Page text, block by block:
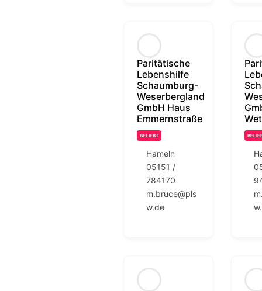
Paritätische
Lebenshilfe
Schaumburg-
Weserbergland
GmbH Haus
Emmernstraße
BELIEBT
Hameln
05151 /
784170
m.bruce@pls
w.de